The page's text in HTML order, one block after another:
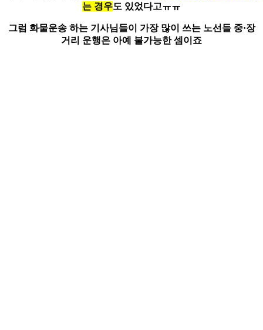
는 경우도 있었다고ㅠㅠ
그럼 화물운송 하는 기사님들이 가장 많이 쓰는 노선들 중·장
거리 운행은 아예 불가능한 셈이죠